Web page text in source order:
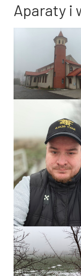
Aparaty i